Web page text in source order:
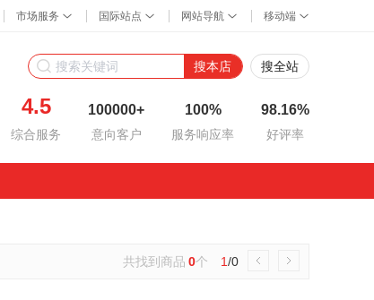
搜本店 搜全站
4.5
综合服务
100000+
意向客户
100%
服务响应率
98.16%
好评率
共找到商品 0个 1/0